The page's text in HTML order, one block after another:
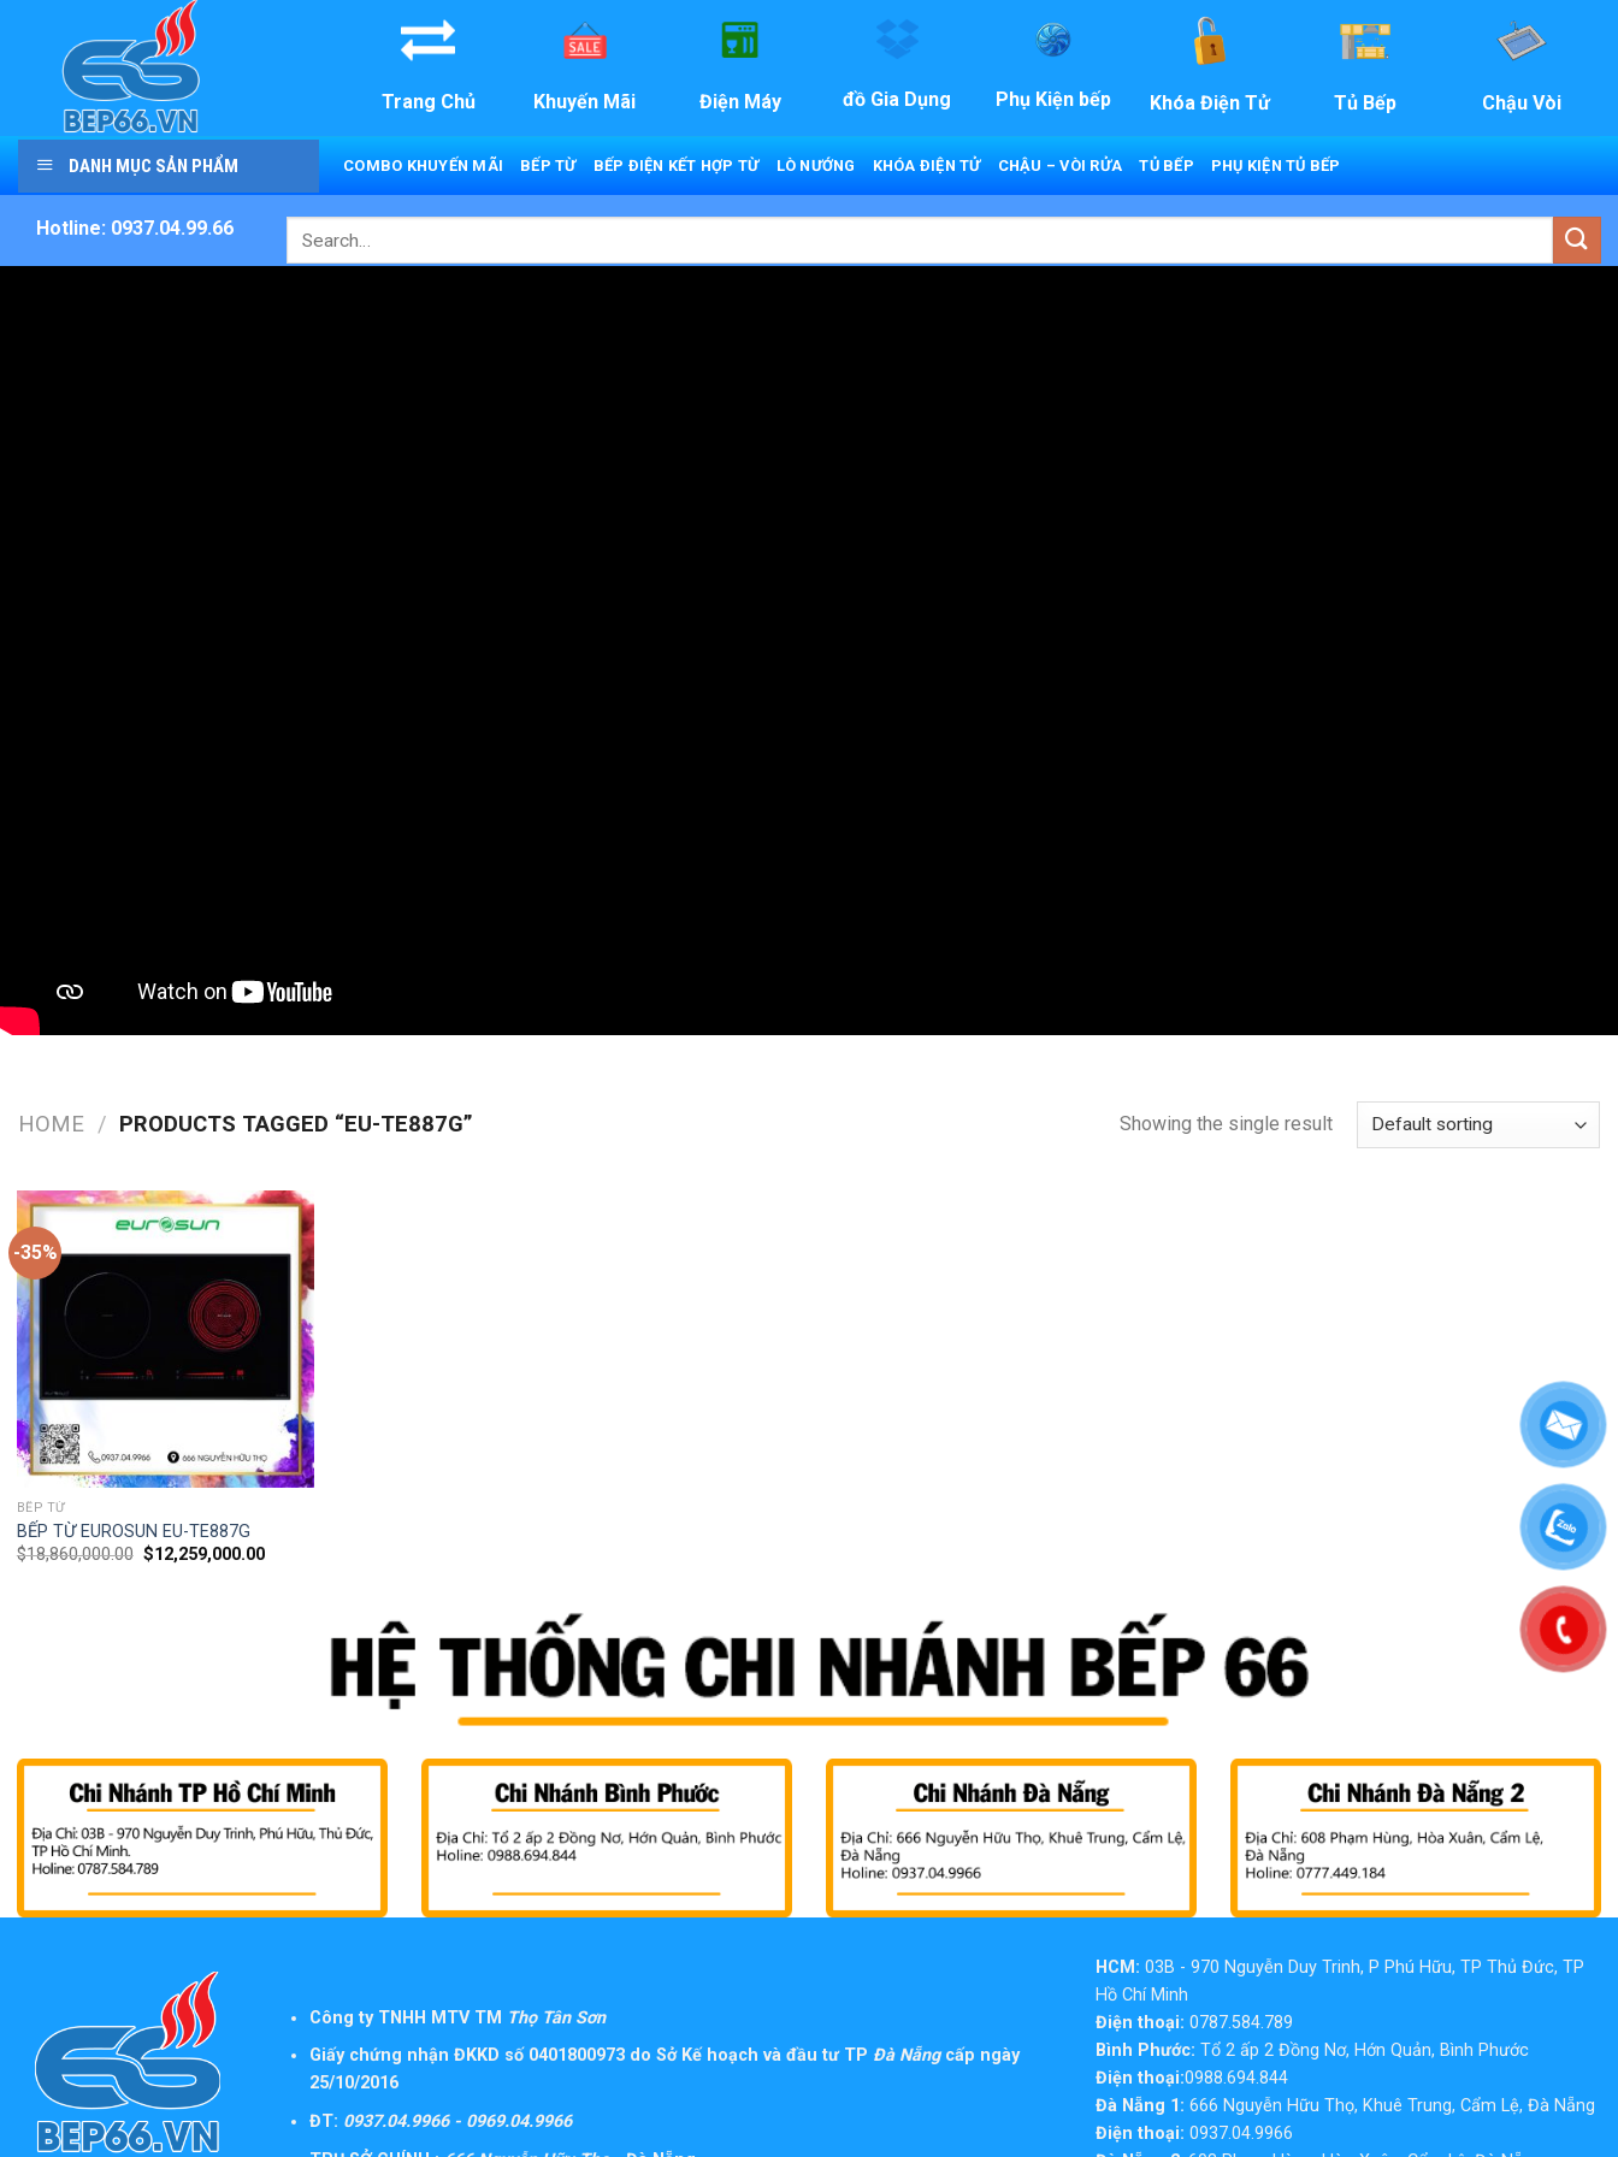
content
Trang Chủ
Khuyến Mãi Điện Máy đồ Gia Dụng Phụ Kiện bếp Khóa Điện Tử Tủ Bếp Chậu Vòi
DANH MỤC SẢN PHẨM COMBO KHUYẾN MÃI BẾP TỪ BẾP ĐIỆN KẾT HỢP TỪ LÒ NƯỚNG KHÓA ĐIỆN TỬ CHẬU – VÒI RỬA TỦ BẾP PHỤ KIỆN TỦ BẾP
Hotline: 0937.04.99.66
Search
for:
HOME / PRODUCTS TAGGED “EU-TE887G” Showing the single result
-35%
BẾP TỪ
BẾP TỪ EUROSUN EU-TE887G
$18,860,000.00 $12,259,000.00
Công ty TNHH MTV TM Thọ Tân Sơn
Giấy chứng nhận ĐKKD số 0401800973 do Sở Kế hoạch và đầu tư TP Đà Nẵngcấp ngày
25/10/2016
ĐT: 0937.04.9966 - 0969.04.9966
HCM: 03B - 970 Nguyễn Duy Trinh, P Phú Hữu, TP Thủ Đức, TP
Hồ Chí Minh
Điện thoại: 0787.584.789
Bình Phước: Tổ 2 ấp 2 Đồng Nơ, Hớn Quản, Bình Phước
Điện thoại:0988.694.844
Đà Nẵng 1: 666 Nguyễn Hữu Thọ, Khuê Trung, Cẩm Lệ, Đà Nẵng
Điện thoại: 0937.04.9966